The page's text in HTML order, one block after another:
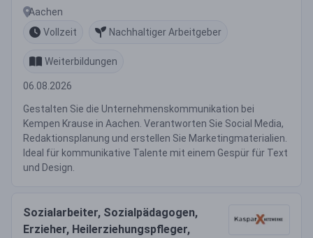
Aachen
Vollzeit
Nachhaltiger Arbeitgeber
Weiterbildungen
06.08.2026
Gestalten Sie die Unternehmenskommunikation bei
Kempen Krause in Aachen. Verantworten Sie Social Media,
Redaktionsplanung und erstellen Sie Marketingmaterialien.
Ideal für kommunikative Talente mit einem Gespür für Text
und Design.
Sozialarbeiter, Sozialpädagogen,
Erzieher, Heilerziehungspfleger,